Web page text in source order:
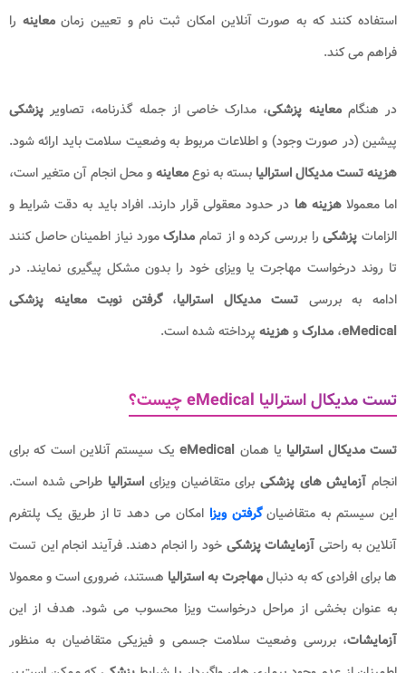
استفاده کنند که به صورت آنلاین امکان ثبت نام و تعیین زمانمعاینه را
فراهم می کند.
در هنگاممعاینه پزشکی، مدارک خاصی از جمله گذرنامه، تصاویر پزشکی
پیشین (در صورت وجود) و اطلاعات مربوط به وضعیت سلامت باید ارائه شود.
هزینه تست مدیکال استرالیا بسته به نوعمعاینهو محل انجام آن متغیر است،
اما معمولاهزینه ها در حدود معقولی قرار دارند. افراد باید به دقت شرایط و
الزامات پزشکیرا بررسی کرده و از تمام مدارکمورد نیاز اطمینان حاصل کنند
تا روند درخواست مهاجرت یا ویزای خود را بدون مشکل پیگیری نمایند. در
ادامه به بررسی تست مدیکال استرالیا،گرفتن نوبت معاینه پزشکی
eMedical، مدارکوهزینه پرداخته شده است.
تست مدیکال استرالیا eMedical چیست؟
تست مدیکال استرالیا یا همان eMedicalیک سیستم آنلاین است که برای
انجام آزمایش های پزشکی برای متقاضیان ویزای استرالیا طراحی شده است.
این سیستم به متقاضیانگرفتن ویزا امکان می دهد تا از طریق یک پلتفرم
آنلاین به راحتی آزمایشات پزشکی خود را انجام دهند. فرآیند انجام این تست
ها برای افرادی که به دنبالمهاجرت به استرالیا هستند، ضروری است و معمولا
به عنوان بخشی از مراحل درخواست ویزا محسوب می شود. هدف از این
آزمایشات، بررسی وضعیت سلامت جسمی و فیزیکی متقاضیان به منظور